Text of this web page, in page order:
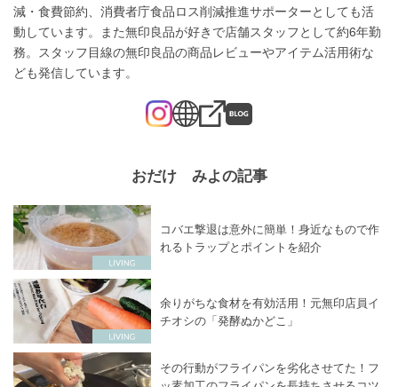
減・食費節約、消費者庁食品ロス削減推進サポーターとしても活
動しています。また無印良品が好きで店舗スタッフとして約6年勤
務。スタッフ目線の無印良品の商品レビューやアイテム活用術な
ども発信しています。
おだけ みよの記事
コバエ撃退は意外に簡単！身近なもので作
れるトラップとポイントを紹介
余りがちな食材を有効活用！元無印店員イ
チオシの「発酵ぬかどこ」
その行動がフライパンを劣化させてた！フ